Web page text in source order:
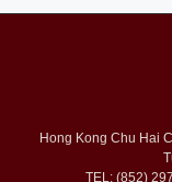
Hong Kong Chu Hai
TEL: (852)